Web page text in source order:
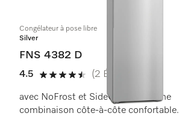
Congélateur à pose libre
Silver
FNS 4382 D
4.5
4.5 de 5 étoiles
(2 Évaluations)
avec NoFrost et SideOpen pour une
combinaison côte-à-côte confortable.